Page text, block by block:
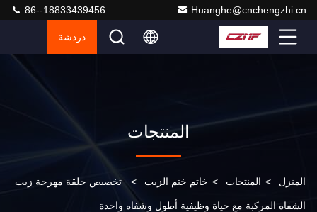
Huanghe@cnchengzhi.cn
86--18833439456
دردشة
المنتجات
المنزل > المنتجات > خاتم ختم الزيت > تخصيص حلقة مهرجة زيت
الشفاه المركبة مع حياة وظيفية أطول وشفاه واحدة